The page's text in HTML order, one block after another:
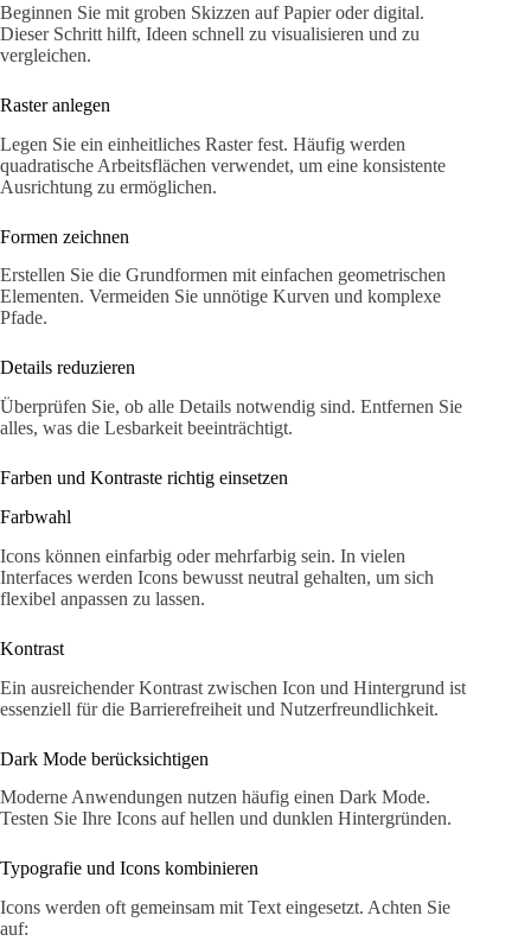
Beginnen Sie mit groben Skizzen auf Papier oder digital.
Dieser Schritt hilft, Ideen schnell zu visualisieren und zu
vergleichen.
Raster anlegen
Legen Sie ein einheitliches Raster fest. Häufig werden
quadratische Arbeitsflächen verwendet, um eine konsistente
Ausrichtung zu ermöglichen.
Formen zeichnen
Erstellen Sie die Grundformen mit einfachen geometrischen
Elementen. Vermeiden Sie unnötige Kurven und komplexe
Pfade.
Details reduzieren
Überprüfen Sie, ob alle Details notwendig sind. Entfernen Sie
alles, was die Lesbarkeit beeinträchtigt.
Farben und Kontraste richtig einsetzen
Farbwahl
Icons können einfarbig oder mehrfarbig sein. In vielen
Interfaces werden Icons bewusst neutral gehalten, um sich
flexibel anpassen zu lassen.
Kontrast
Ein ausreichender Kontrast zwischen Icon und Hintergrund ist
essenziell für die Barrierefreiheit und Nutzerfreundlichkeit.
Dark Mode berücksichtigen
Moderne Anwendungen nutzen häufig einen Dark Mode.
Testen Sie Ihre Icons auf hellen und dunklen Hintergründen.
Typografie und Icons kombinieren
Icons werden oft gemeinsam mit Text eingesetzt. Achten Sie
auf: